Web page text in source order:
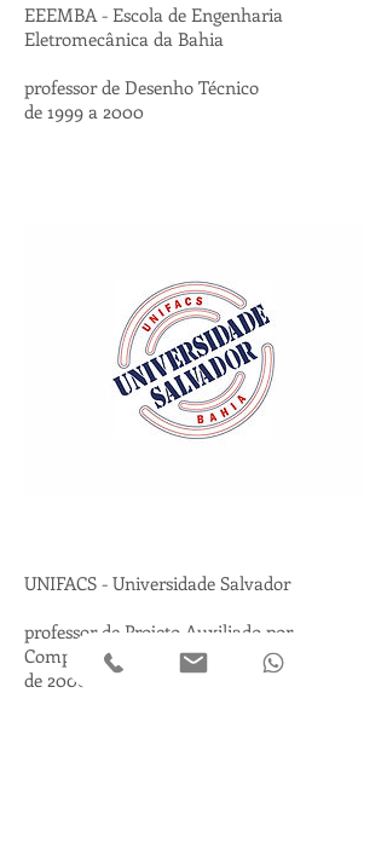
EEEMBA - Escola de Engenharia
Eletromecânica da Bahia
professor de Desenho Técnico
de 1999 a 2000
UNIFACS - Universidade Salvador
professor de Projeto Auxiliado por
Computador (Curso de Extensão)
de 2000 a 2001